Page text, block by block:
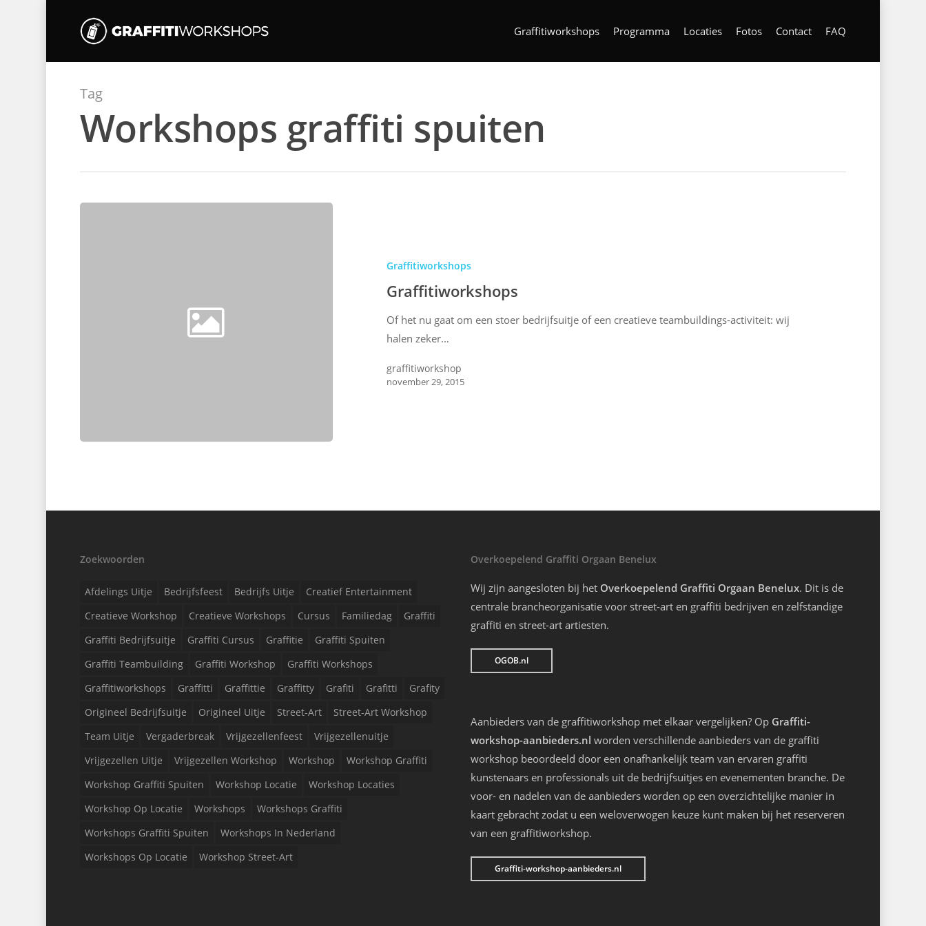
Graffitiworkshops Programma Locaties Fotos Contact FAQ
Tag
Workshops graffiti spuiten
Graffitiworkshops
Graffitiworkshops
Of het nu gaat om een stoer bedrijfsuitje of een creatieve teambuildings-activiteit: wij
halen zeker…
graffitiworkshop
november 29, 2015
Zoekwoorden
Afdelings Uitje Bedrijfsfeest Bedrijfs Uitje
Creatief Entertainment
Creatieve Workshop
Creatieve Workshops Cursus Familiedag
Graffiti
Graffiti Bedrijfsuitje
Graffiti Cursus Graffitie
Graffiti Spuiten
Graffiti Teambuilding
Graffiti Workshop
Graffiti Workshops
Graffitiworkshops
Graffitti Graffittie Graffitty Grafiti Grafitti
Grafity
Origineel Bedrijfsuitje
Origineel Uitje Street-Art
Street-Art Workshop
Team Uitje
Vergaderbreak Vrijgezellenfeest
Vrijgezellenuitje
Vrijgezellen Uitje
Vrijgezellen Workshop Workshop
Workshop Graffiti
Workshop Graffiti Spuiten
Workshop Locatie
Workshop Locaties
Workshop Op Locatie
Workshops
Workshops Graffiti
Workshops Graffiti Spuiten
Workshops In Nederland
Workshops Op Locatie
Workshop Street-Art
Overkoepelend Graffiti Orgaan Benelux
Wij zijn aangesloten bij het Overkoepelend Graffiti Orgaan Benelux. Dit is de
centrale brancheorganisatie voor street-art en graffiti bedrijven en zelfstandige
graffiti en street-art artiesten.
OGOB.nl
Aanbieders van de graffitiworkshop met elkaar vergelijken? Op Graffiti-
workshop-aanbieders.nl worden verschillende aanbieders van de graffiti
workshop beoordeeld door een onafhankelijk team van ervaren graffiti
kunstenaars en professionals uit de bedrijfsuitjes en evenementen branche. De
voor- en nadelen van de aanbieders worden op een overzichtelijke manier in
kaart gebracht zodat u een weloverwogen keuze kunt maken bij het reserveren
van een graffitiworkshop.
Graffiti-workshop-aanbieders.nl